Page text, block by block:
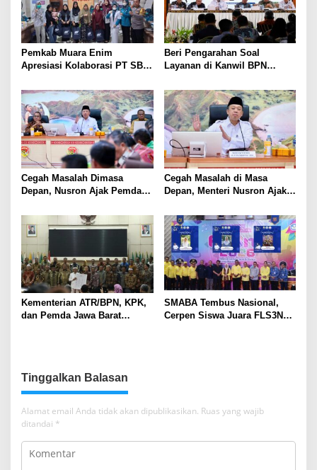
Pemkab Muara Enim
Apresiasi Kolaborasi PT SBS
Warga Sekitar Tambang
Beri Pengarahan Soal
Layanan di Kanwil BPN
Nusron: Gunakan Sudut
Pandang Masyarakat
Cegah Masalah Dimasa
Depan, Nusron Ajak Pemda
Rumah Ibadah di NTT
Cegah Masalah di Masa
Depan, Menteri Nusron Ajak
Tanah Rumah Ibadah di NTT
Kementerian ATR/BPN, KPK,
dan Pemda Jawa Barat
SMABA Tembus Nasional,
Cerpen Siswa Juara FLS3N
Tinggalkan Balasan
Alamat email Anda tidak akan dipublikasikan. Ruas yang wajib
ditandai *